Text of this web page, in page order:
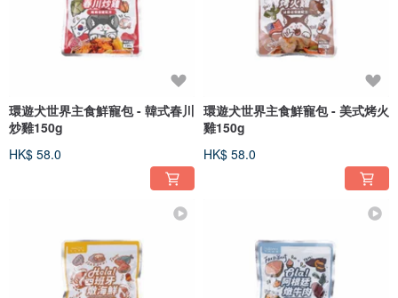
環遊犬世界主食鮮寵包 - 韓式春川
炒雞150g
HK$ 58.0
環遊犬世界主食鮮寵包 - 美式烤火
雞150g
HK$ 58.0